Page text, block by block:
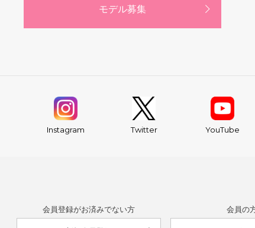
モデル募集
Instagram Twitter YouTube
会員登録がお済みでない方 会員の